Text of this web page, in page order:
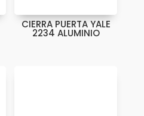
CIERRA PUERTA YALE
2234 ALUMINIO